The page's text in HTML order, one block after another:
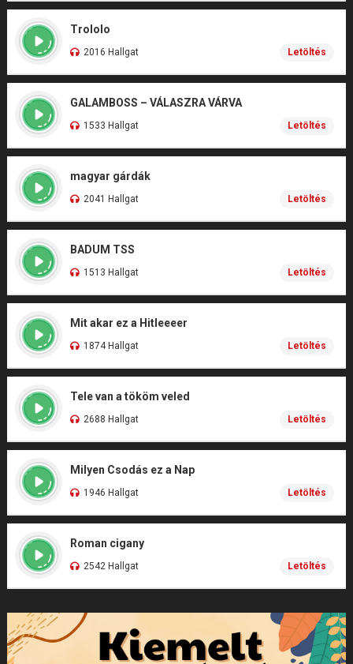
Trololo
2016 Hallgat Letöltés
GALAMBOSS – VÁLASZRA VÁRVA
1533 Hallgat Letöltés
magyar gárdák
2041 Hallgat Letöltés
BADUM TSS
1513 Hallgat Letöltés
Mit akar ez a Hitleeeer
1874 Hallgat Letöltés
Tele van a tököm veled
2688 Hallgat Letöltés
Milyen Csodás ez a Nap
1946 Hallgat Letöltés
Roman cigany
2542 Hallgat Letöltés